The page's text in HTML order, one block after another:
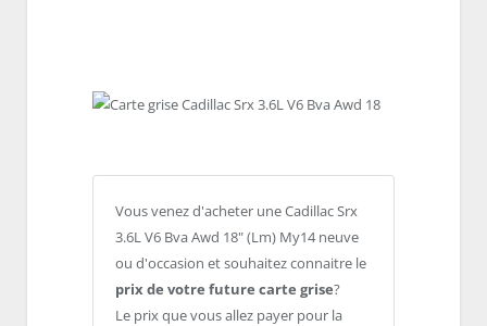
Vous venez d'acheter une Cadillac Srx
3.6L V6 Bva Awd 18" (Lm) My14 neuve
ou d'occasion et souhaitez connaitre le
prix de votre future carte grise?
Le prix que vous allez payer pour la